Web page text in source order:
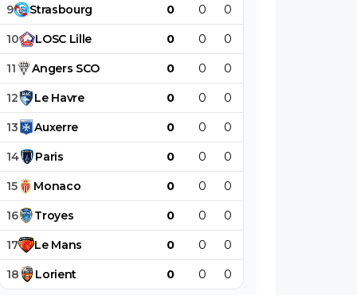
9 Strasbourg 0 0 0
10 LOSC Lille 0 0 0
11 Angers SCO 0 0 0
12 Le Havre 0 0 0
13 Auxerre 0 0 0
14 Paris 0 0 0
15 Monaco 0 0 0
16 Troyes 0 0 0
17 Le Mans 0 0 0
18 Lorient 0 0 0